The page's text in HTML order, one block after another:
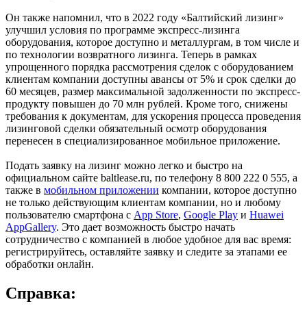
Он также напомнил, что в 2022 году «Балтийский лизинг»
улучшил условия по программе экспресс-лизинга
оборудования, которое доступно и металлургам, в том числе и
по технологии возвратного лизинга. Теперь в рамках
упрощенного порядка рассмотрения сделок с оборудованием
клиентам компании доступны авансы от 5% и срок сделки до
60 месяцев, размер максимальной задолженности по экспресс-
продукту повышен до 70 млн рублей. Кроме того, снижены
требования к документам, для ускорения процесса проведения
лизинговой сделки обязательный осмотр оборудования
перенесен в специализированное мобильное приложение.
Подать заявку на лизинг можно легко и быстро на
официальном сайте baltlease.ru, по телефону 8 800 222 0 555, а
также в мобильном приложении компании, которое доступно
не только действующим клиентам компании, но и любому
пользователю смартфона с App Store, Google Play и Huawei
AppGallery. Это дает возможность быстро начать
сотрудничество с компанией в любое удобное для вас время:
регистрируйтесь, оставляйте заявку и следите за этапами ее
обработки онлайн.
Справка: